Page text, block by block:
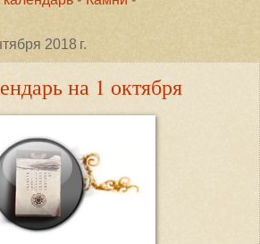
2018 г.
на 1 октября